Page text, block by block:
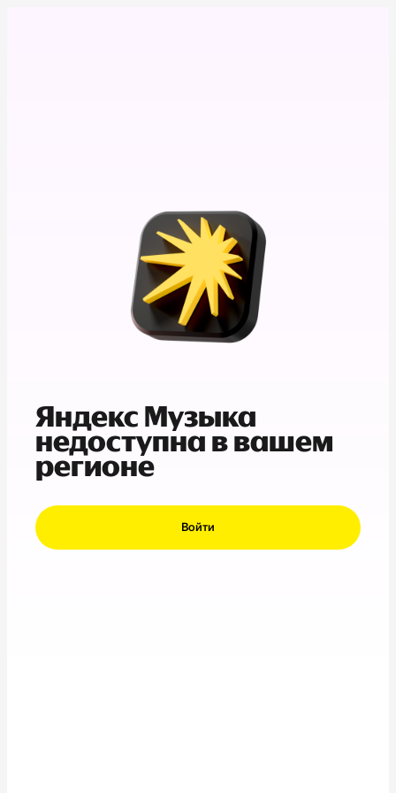
Яндекс Музыка
недоступна в вашем
регионе
Войти